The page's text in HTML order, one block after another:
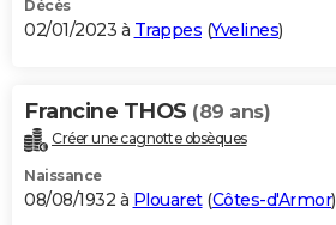
Décès
02/01/2023 à Trappes (Yvelines)
Francine THOS (89 ans)
Créer une cagnotte obsèques
Naissance
08/08/1932 à Plouaret(Côtes-d'Armor)